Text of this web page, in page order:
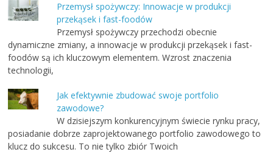
Przemysł spożywczy: Innowacje w produkcji
przekąsek i fast-foodów
Przemysł spożywczy przechodzi obecnie
dynamiczne zmiany, a innowacje w produkcji przekąsek i fast-
foodów są ich kluczowym elementem. Wzrost znaczenia
technologii,
Jak efektywnie zbudować swoje portfolio
zawodowe?
W dzisiejszym konkurencyjnym świecie rynku pracy,
posiadanie dobrze zaprojektowanego portfolio zawodowego to
klucz do sukcesu. To nie tylko zbiór Twoich